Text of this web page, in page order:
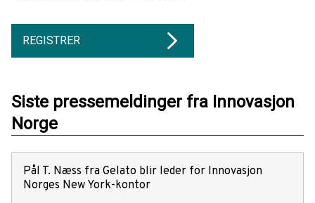
REGISTRER
Siste pressemeldinger fra Innovasjon
Norge
Pål T. Næss fra Gelato blir leder for Innovasjon
Norges New York-kontor